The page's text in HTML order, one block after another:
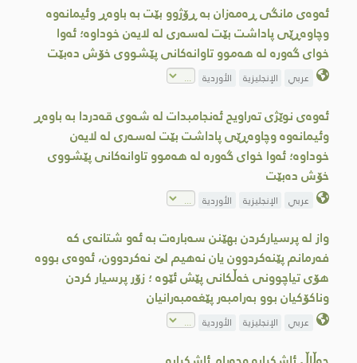
ئەوەی مانگی ڕەمەزان بە ڕۆژوو بێت بە باوەڕ وئیمانەوە
وچاوەڕێی پاداشت بێت لەسەری لە لایەن خوداوە؛ ئەوا
خوای گەورە لە هەموو تاوانەکانی پێشووی خۆش دەبێت
عربي الإنجليزية الأوردية
ئەوەی نوێژی تەراویح ئەنجامبدات لە شەوی قەدردا بە باوەڕ
وئیمانەوە وچاوەڕێی پاداشت بێت لەسەری لە لایەن
خوداوە؛ ئەوا خوای گەورە لە هەموو تاوانەکانی پێشووی
خۆش دەبێت
عربي الإنجليزية الأوردية
واز لە پرسیارکردن بهێنن سەبارەت بە ئەو شتانەى کە
فەرمانم پێنەکردوون یان نەهیم لێ نەکردوون، ئەوەی بووە
هۆی تیاچوونی خەڵكانی پێش ئێوە ؛ زۆر پرسیار کردن
وناکۆکیان بوو بەرامبەر پێغەمبەرانیان
عربي الإنجليزية الأوردية